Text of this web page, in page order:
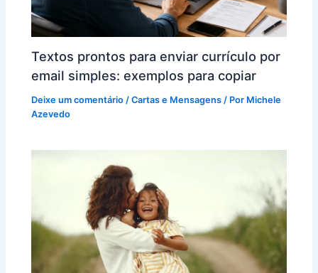
Textos prontos para enviar currículo por
email simples: exemplos para copiar
Deixe um comentário /Cartas e Mensagens / Por Michele
Azevedo